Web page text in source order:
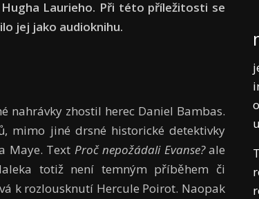
Laurieho. Při této příležitosti se
jej jako audioknihu.
nahrávky zhostil herec Daniel Bambas.
mimo jiné drsné historické detektivky
Maye. Text Proč nepožádali Evanse?ale
totiž není temným příběhem či
k rozlousknutí Hercule Poirot. Naopak